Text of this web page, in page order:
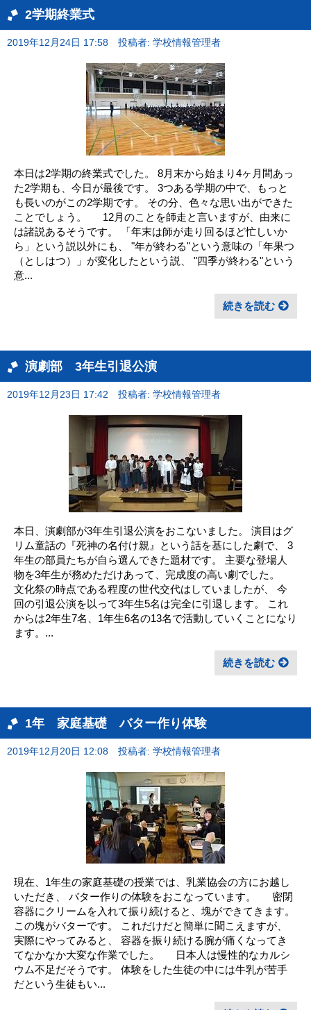
2学期終業式
2019年12月24日 17:58 投稿者: 学校情報管理者
本日は2学期の終業式でした。 8月末から始まり4ヶ月間あっ
た2学期も、今日が最後です。 3つある学期の中で、もっと
も長いのがこの2学期です。 その分、色々な思い出ができた
ことでしょう。 12月のことを師走と言いますが、由来に
は諸説あるそうです。 「年末は師が走り回るほど忙しいか
ら」という説以外にも、 "年が終わる"という意味の「年果つ
（としはつ）」が変化したという説、 "四季が終わる"という
意...
続きを読む
演劇部 3年生引退公演
2019年12月23日 17:42 投稿者: 学校情報管理者
本日、演劇部が3年生引退公演をおこないました。 演目はグ
リム童話の『死神の名付け親』という話を基にした劇で、 3
年生の部員たちが自ら選んできた題材です。 主要な登場人
物を3年生が務めただけあって、完成度の高い劇でした。
文化祭の時点である程度の世代交代はしていましたが、 今
回の引退公演を以って3年生5名は完全に引退します。 これ
からは2年生7名、1年生6名の13名で活動していくことになり
ます。...
続きを読む
1年 家庭基礎 バター作り体験
2019年12月20日 12:08 投稿者: 学校情報管理者
現在、1年生の家庭基礎の授業では、乳業協会の方にお越し
いただき、 バター作りの体験をおこなっています。 密閉
容器にクリームを入れて振り続けると、塊ができてきます。
この塊がバターです。 これだけだと簡単に聞こえますが、
実際にやってみると、 容器を振り続ける腕が痛くなってき
てなかなか大変な作業でした。 日本人は慢性的なカルシ
ウム不足だそうです。 体験をした生徒の中には牛乳が苦手
だという生徒もい...